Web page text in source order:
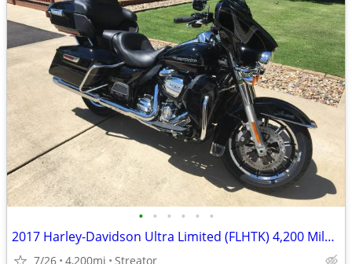
• • • • • •
2017 Harley-Davidson Ultra Limited (FLHTK) 4,200 Miles - Excellent Condition
7/26 4,200mi Streator